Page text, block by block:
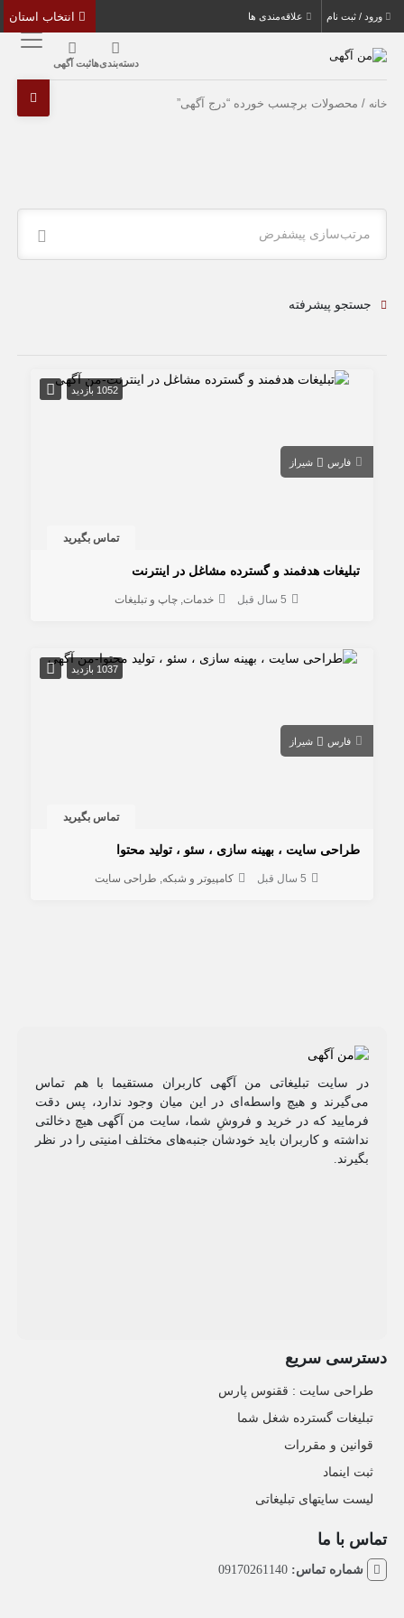
ورود / ثبت نام علاقه‌مندی ها
دسته‌بندی‌هاثبت آگهی
خانه / محصولات برچسب خورده “درج آگهی”
مرتب‌سازی پیشفرض
جستجو پیشرفته
1052 بازدید
فارس شیراز
تماس بگیرید
تبلیغات هدفمند و گسترده مشاغل در اینترنت
5 سال قبل خدمات چاپ و تبلیغات
1037 بازدید
فارس شیراز
تماس بگیرید
طراحی سایت ، بهینه سازی ، سئو ، تولید محتوا
5 سال قبل کامپیوتر و شبکه طراحی سایت
در سایت تبلیغاتی من آگهی کاربران مستقیما با هم تماس
می‌گیرند و هیچ واسطه‌ای در این میان وجود ندارد، پس دقت
فرمایید که در خرید و فروشِ شما، سایت من آگهی هیچ دخالتی
نداشته و کاربران باید خودشان جنبه‌های مختلف امنیتی را در نظر
بگیرند.
دسترسی سریع
طراحی سایت :‌ ققنوس پارس
تبلیغات گسترده شغل شما
قوانین و مقررات
ثبت اینماد
لیست سایتهای تبلیغاتی
تماس با ما
شماره تماس:09170261140